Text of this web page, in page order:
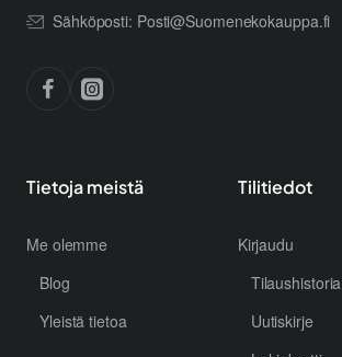
Sähköposti: Posti@Suomenekokauppa.fi
Tietoja meistä
Me olemme
Blog
Yleistä tietoa
Tilitiedot
Kirjaudu
Tilaushistoria
Uutiskirje